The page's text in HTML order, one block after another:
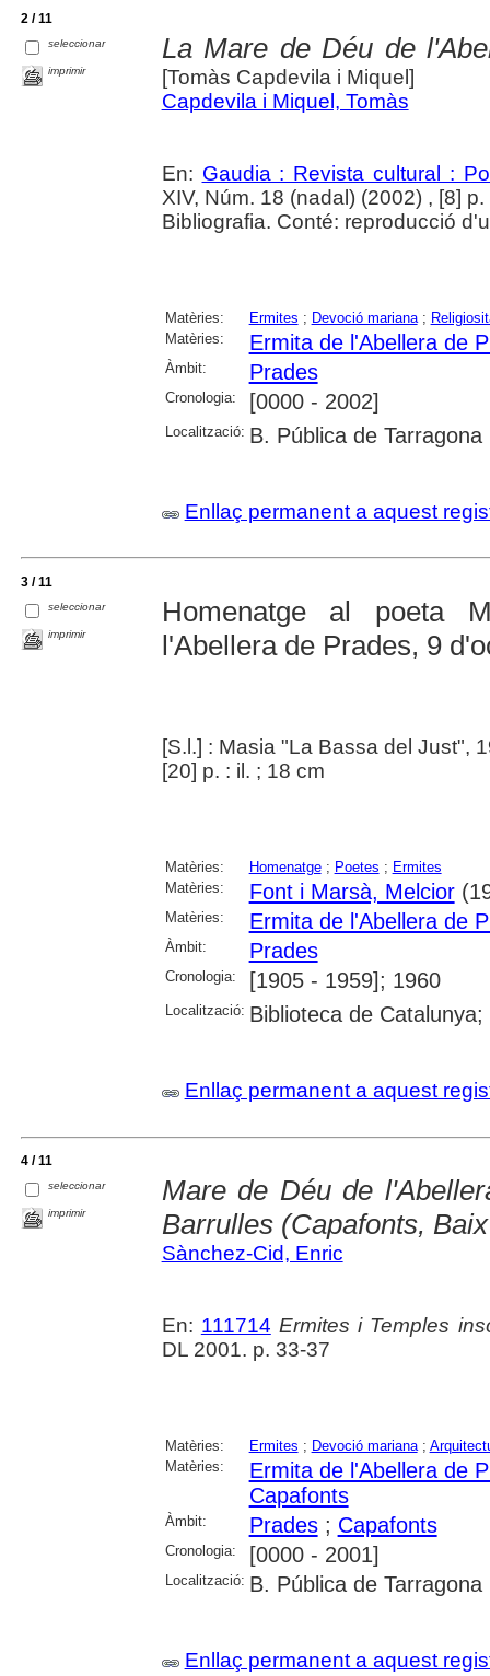
2 / 11
seleccionar
imprimir
La Mare de Déu de
[Tomàs Capdevila i Miquel]
Capdevila i Miquel, Tomàs
En: Gaudia : Revista cultural :
XIV, Núm. 18 (nadal) (2002) , [8] p.
Bibliografia. Conté: reproducció
Matèries: Ermites ; Devoció mariana;
Matèries:
Ermita de l'Abellera de
Àmbit: Prades
Cronologia: [0000 - 2002]
Localització: B. Pública de Tarragona
Enllaç permanent a aquest
3 / 11
seleccionar
imprimir
Homenatge al poeta
l'Abellera de Prades, 9
[S.l.] : Masia "La Bassa del Just",
[20] p. : il. ; 18 cm
Matèries: Homenatge; Poetes ; Ermites
Matèries:
Font i Marsà, Melcior
Matèries: Ermita de l'Abellera de
Àmbit: Prades
Cronologia: [1905 - 1959]; 1960
Localització: Biblioteca de
Enllaç permanent a aquest
4 / 11
seleccionar
imprimir
Mare de Déu de
Barrulles (Capafonts,
Sànchez-Cid, Enric
En: 111714 Ermites i Temples
DL 2001. p. 33-37
Matèries: Ermites ; Devoció mariana;
Matèries:
Ermita de l'Abellera de
Capafonts
Àmbit: Prades; Capafonts
Cronologia: [0000 - 2001]
Localització: B. Pública de Tarragona
Enllaç permanent a aquest